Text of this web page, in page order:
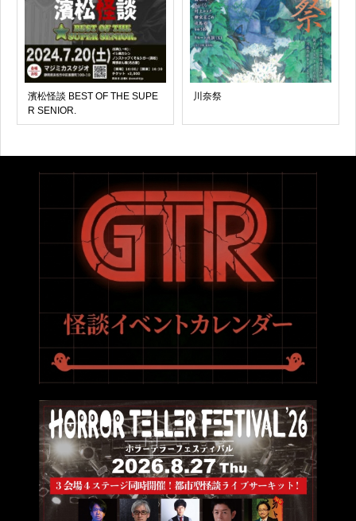
濱松怪談 BEST OF THE SUPE
R SENIOR.
川奈祭